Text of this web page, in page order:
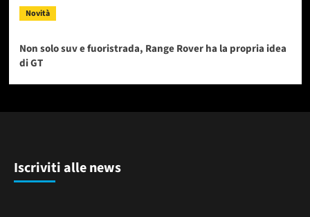
Novità
Non solo suv e fuoristrada, Range Rover ha la propria idea
di GT
Iscriviti alle news